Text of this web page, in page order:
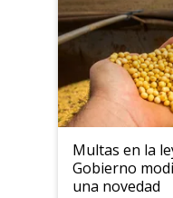
Multas en la
Gobierno
una novedad